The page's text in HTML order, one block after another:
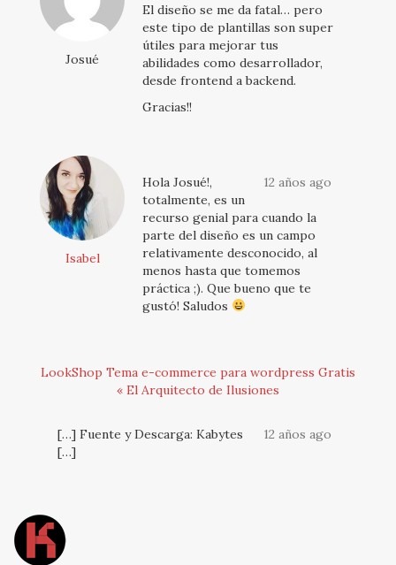
Josué
El diseño se me da fatal… pero
este tipo de plantillas son super
útiles para mejorar tus
abilidades como desarrollador,
desde frontend a backend.
Gracias!!
Isabel
12 años ago
Hola Josué!,
totalmente, es un
recurso genial para cuando la
parte del diseño es un campo
relativamente desconocido, al
menos hasta que tomemos
práctica ;). Que bueno que te
gustó! Saludos
LookShop Tema e-commerce para wordpress Gratis
« El Arquitecto de Ilusiones
12 años ago
[…] Fuente y Descarga: Kabytes
[…]